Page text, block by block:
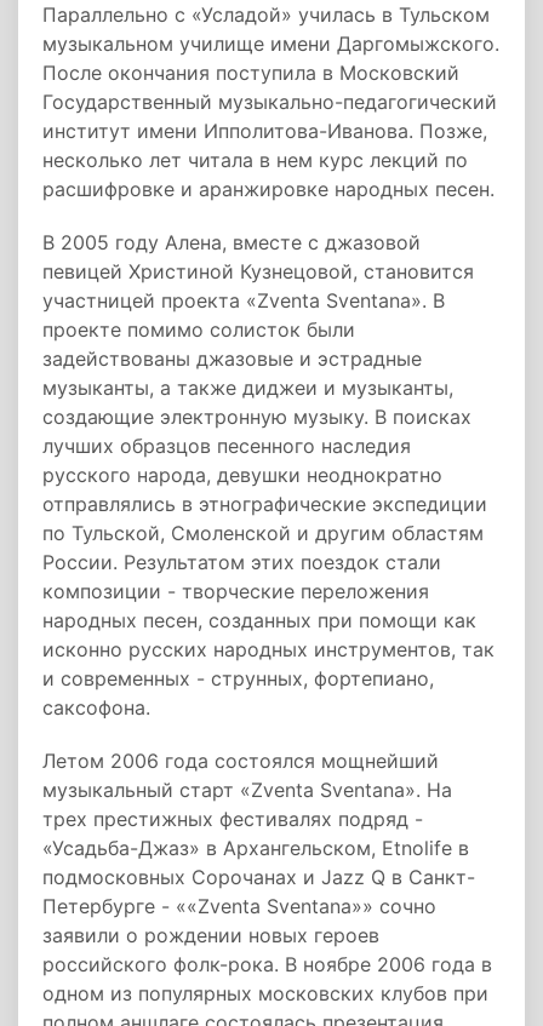
Параллельно с «Усладой» училась в Тульском
музыкальном училище имени Даргомыжского.
После окончания поступила в Московский
Государственный музыкально-педагогический
институт имени Ипполитова-Иванова. Позже,
несколько лет читала в нем курс лекций по
расшифровке и аранжировке народных песен.
В 2005 году Алена, вместе с джазовой
певицей Христиной Кузнецовой, становится
участницей проекта «Zventa Sventana». В
проекте помимо солисток были
задействованы джазовые и эстрадные
музыканты, а также диджеи и музыканты,
создающие электронную музыку. В поисках
лучших образцов песенного наследия
русского народа, девушки неоднократно
отправлялись в этнографические экспедиции
по Тульской, Смоленской и другим областям
России. Результатом этих поездок стали
композиции - творческие переложения
народных песен, созданных при помощи как
исконно русских народных инструментов, так
и современных - струнных, фортепиано,
саксофона.
Летом 2006 года состоялся мощнейший
музыкальный старт «Zventa Sventana». На
трех престижных фестивалях подряд -
«Усадьба-Джаз» в Архангельском, Etnolife в
подмосковных Сорочанах и Jazz Q в Санкт-
Петербурге - ««Zventa Sventana»» сочно
заявили о рождении новых героев
российского фолк-рока. В ноябре 2006 года в
одном из популярных московских клубов при